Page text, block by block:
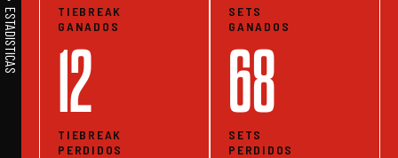
TIEBREAK
GANADOS
12
TIEBREAK
PERDIDOS
SETS
GANADOS
68
SETS
PERDIDOS